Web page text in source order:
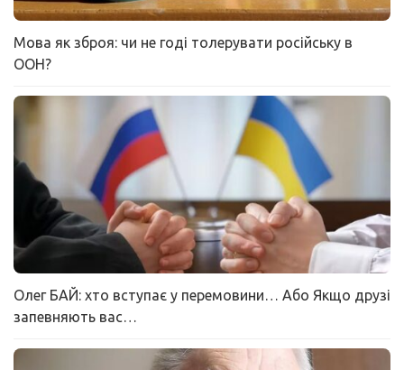
Мова як зброя: чи не годі толерувати російську в
ООН?
Олег БАЙ: хто вступає у перемовини… Або Якщо друзі
запевняють вас…